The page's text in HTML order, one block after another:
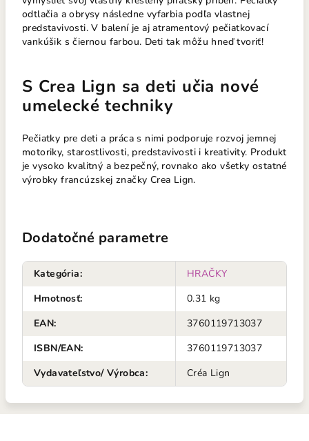
odtlačia a obrysy následne vyfarbia podľa vlastnej
predstavivosti. V balení je aj atramentový pečiatkovací
vankúšik s čiernou farbou. Deti tak môžu hneď tvoriť!
S Crea Lign sa deti učia nové
umelecké techniky
Pečiatky pre deti a práca s nimi podporuje rozvoj jemnej
motoriky, starostlivosti, predstavivosti i kreativity. Produkt
je vysoko kvalitný a bezpečný, rovnako ako všetky ostatné
výrobky francúzskej značky Crea Lign.
Dodatočné parametre
Kategória:
HRAČKY
Hmotnosť:
0.31 kg
EAN:
3760119713037
ISBN/EAN:
3760119713037
Vydavateľstvo/ Výrobca: Créa Lign